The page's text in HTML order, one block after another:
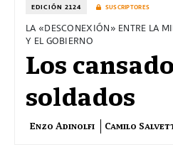
EDICIÓN 2124 SUSCRIPTORES
LA «DESCONEXIÓN» ENTRE LA
Y EL GOBIERNO
Los
soldados
Enzo Adinolfi Camilo